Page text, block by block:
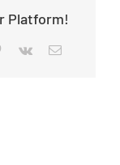
Platform!
Pinterest
Vk Email